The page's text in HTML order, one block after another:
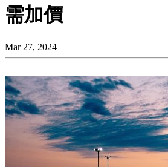
需加價
Mar 27, 2024